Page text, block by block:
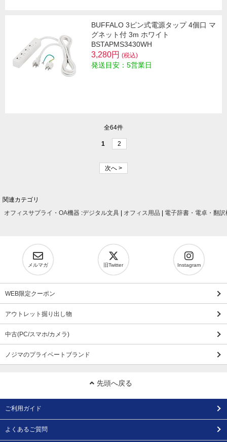
BUFFALO 3ピン式電源タップ 4個口 マ
グネット付 3m ホワイト
BSTAPMS3430WH
3,280円 (税込)
発送目安：5営業日
全64件
1 2
次へ >
関連カテゴリ
オフィスサプライ・OA機器 :デジタル文具 オフィス用品 電子辞書・電卓・翻訳
メルマガ 旧Twitter Instagram
WEB限定クーポン
アウトレット掘り出し物
中古(PC/スマホ/カメラ)
ノジマのプライベートブランド
先頭へ戻る
ご利用ガイド
よくあるご質問